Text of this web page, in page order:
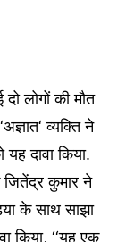
लोगों की मौत
व्यक्ति ने
यह दावा किया.
जितेंद्र कुमार ने
के साथ साझा
किया, ‘‘यह एक